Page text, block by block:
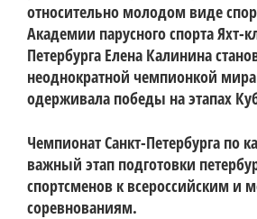
относительно молодом виде
Академии парусного спорта Яхт-
Петербурга Елена Калинина
неоднократной чемпионкой
одерживала победы на этапах
Чемпионат Санкт-Петербурга по
важный этап подготовки
спортсменов к всероссийским
соревнованиям.